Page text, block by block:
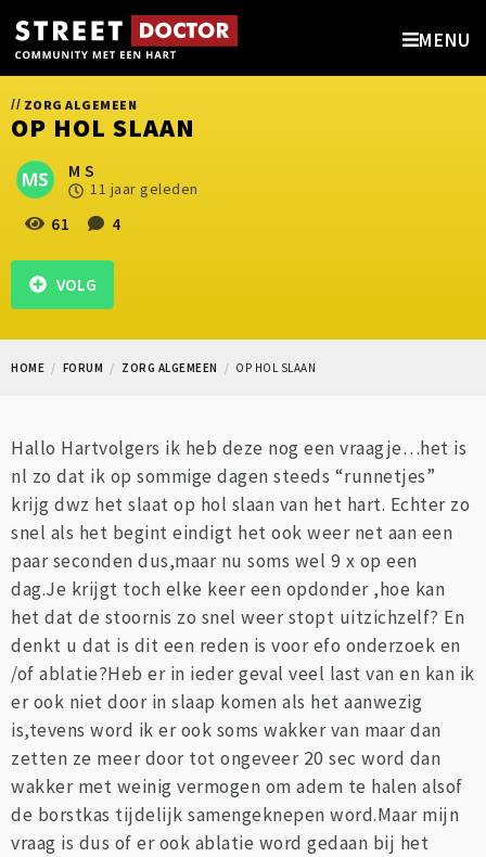
MENU
// ZORG ALGEMEEN
OP HOL SLAAN
M S
11 jaar geleden
61 4
VOLG
HOME FORUM ZORG ALGEMEEN OP HOL SLAAN
Hallo Hartvolgers ik heb deze nog een vraagje…het is
nl zo dat ik op sommige dagen steeds “runnetjes”
krijg dwz het slaat op hol slaan van het hart. Echter zo
snel als het begint eindigt het ook weer net aan een
paar seconden dus,maar nu soms wel 9 x op een
dag.Je krijgt toch elke keer een opdonder ,hoe kan
het dat de stoornis zo snel weer stopt uitzichzelf? En
denkt u dat is dit een reden is voor efo onderzoek en
/of ablatie?Heb er in ieder geval veel last van en kan ik
er ook niet door in slaap komen als het aanwezig
is,tevens word ik er ook soms wakker van maar dan
zetten ze meer door tot ongeveer 20 sec word dan
wakker met weinig vermogen om adem te halen alsof
de borstkas tijdelijk samengeknepen word.Maar mijn
vraag is dus of er ook ablatie word gedaan bij het